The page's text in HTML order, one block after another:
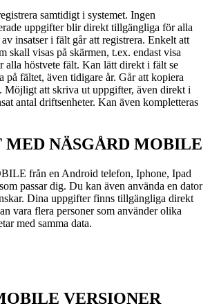
samtidigt i systemet. Ingen
uppgifter blir direkt tillgängliga för alla
insatser i fält går att registrera. Enkelt att
skall visas på skärmen, t.ex. endast visa
alla höstvete fält. Kan lätt direkt i fält se
på fältet, även tidigare år. Går att kopiera
Möjligt att skriva ut uppgifter, även direkt i
antal driftsenheter. Kan även kompletteras
NÄSGÅRD MOBILE
från en Android telefon, Iphone, Ipad
passar dig. Du kan även använda en dator
Dina uppgifter finns tillgängliga direkt
vara flera personer som använder olika
med samma data.
VERSIONER